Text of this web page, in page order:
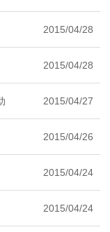
2015/04/28
2015/04/28
2015/04/27
2015/04/26
2015/04/24
2015/04/24